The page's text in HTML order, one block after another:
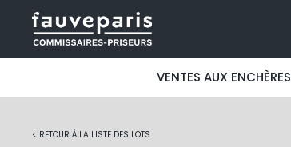
VENTES AUX ENCHÈRES
< RETOUR À LA LISTE DES LOTS